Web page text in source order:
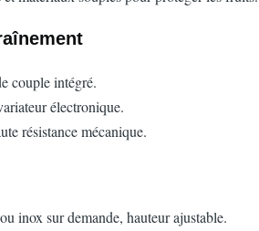
couple intégré.
électronique.
résistance mécanique.
inox sur demande, hauteur ajustable.